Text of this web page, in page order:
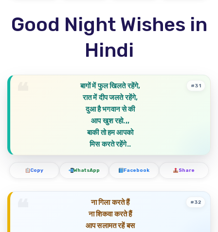
Good Night Wishes in
Hindi
बागों में फुल खिलते रहेंगे,
रात में दीप जलते रहेंगे,
दुआ है भगवान से की
आप खुश रहो.,,
बाकी तो हम आपको
मिस करते रहेंगे..
#31
Copy WhatsApp Facebook Share
ना गिला करते हैं
ना शिकवा करते हैं
आप सलामत रहें बस
#32